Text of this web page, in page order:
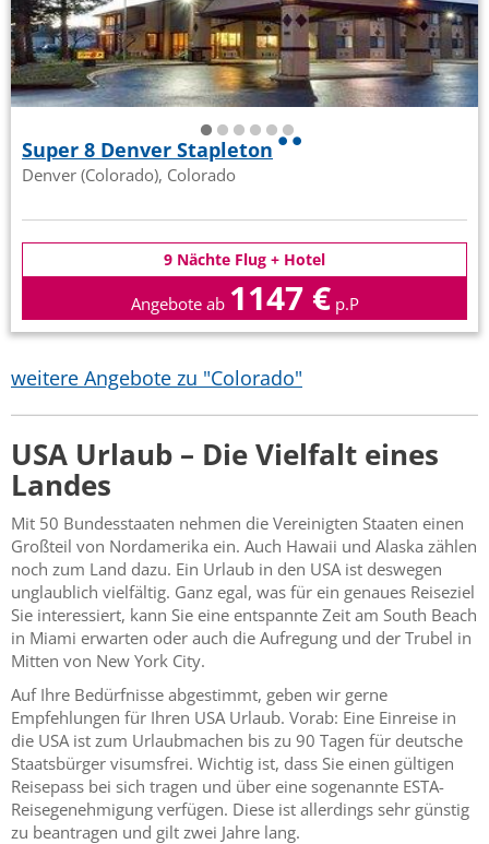
Super 8 Denver Stapleton
Denver (Colorado), Colorado
9 Nächte Flug + Hotel
Angebote ab 1147 € p.P
weitere Angebote zu "Colorado"
USA Urlaub – Die Vielfalt eines
Landes
Mit 50 Bundesstaaten nehmen die Vereinigten Staaten einen
Großteil von Nordamerika ein. Auch Hawaii und Alaska zählen
noch zum Land dazu. Ein Urlaub in den USA ist deswegen
unglaublich vielfältig. Ganz egal, was für ein genaues Reiseziel
Sie interessiert, kann Sie eine entspannte Zeit am South Beach
in Miami erwarten oder auch die Aufregung und der Trubel in
Mitten von New York City.
Auf Ihre Bedürfnisse abgestimmt, geben wir gerne
Empfehlungen für Ihren USA Urlaub. Vorab: Eine Einreise in
die USA ist zum Urlaubmachen bis zu 90 Tagen für deutsche
Staatsbürger visumsfrei. Wichtig ist, dass Sie einen gültigen
Reisepass bei sich tragen und über eine sogenannte ESTA-
Reisegenehmigung verfügen. Diese ist allerdings sehr günstig
zu beantragen und gilt zwei Jahre lang.